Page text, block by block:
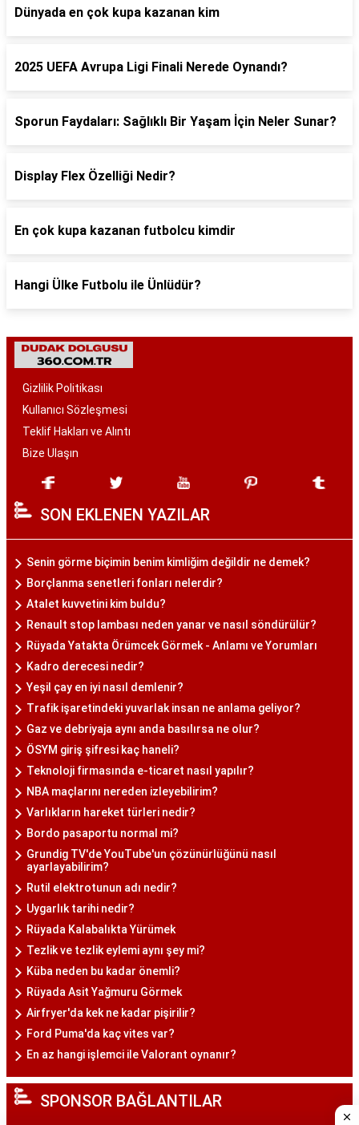
Dünyada en çok kupa kazanan kim
2025 UEFA Avrupa Ligi Finali Nerede Oynandı?
Sporun Faydaları: Sağlıklı Bir Yaşam İçin Neler Sunar?
Display Flex Özelliği Nedir?
En çok kupa kazanan futbolcu kimdir
Hangi Ülke Futbolu ile Ünlüdür?
Gizlilik Politikası
Kullanıcı Sözleşmesi
Teklif Hakları ve Alıntı
Bize Ulaşın
SON EKLENEN YAZILAR
Senin görme biçimin benim kimliğim değildir ne demek?
Borçlanma senetleri fonları nelerdir?
Atalet kuvvetini kim buldu?
Renault stop lambası neden yanar ve nasıl söndürülür?
Rüyada Yatakta Örümcek Görmek - Anlamı ve Yorumları
Kadro derecesi nedir?
Yeşil çay en iyi nasıl demlenir?
Trafik işaretindeki yuvarlak insan ne anlama geliyor?
Gaz ve debriyaja aynı anda basılırsa ne olur?
ÖSYM giriş şifresi kaç haneli?
Teknoloji firmasında e-ticaret nasıl yapılır?
NBA maçlarını nereden izleyebilirim?
Varlıkların hareket türleri nedir?
Bordo pasaportu normal mi?
Grundig TV'de YouTube'un çözünürlüğünü nasıl
ayarlayabilirim?
Rutil elektrotunun adı nedir?
Uygarlık tarihi nedir?
Rüyada Kalabalıkta Yürümek
Tezlik ve tezlik eylemi aynı şey mi?
Küba neden bu kadar önemli?
Rüyada Asit Yağmuru Görmek
Airfryer'da kek ne kadar pişirilir?
Ford Puma'da kaç vites var?
En az hangi işlemci ile Valorant oynanır?
SPONSOR BAĞLANTILAR